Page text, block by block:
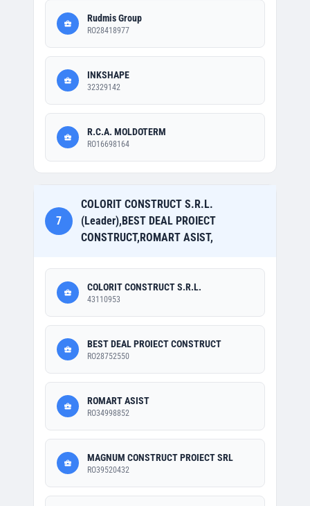
Rudmis Group
RO28418977
INKSHAPE
32329142
R.C.A. MOLDOTERM
RO16698164
7
COLORIT CONSTRUCT S.R.L.
(Leader),BEST DEAL PROIECT
CONSTRUCT,ROMART ASIST,
COLORIT CONSTRUCT S.R.L.
43110953
BEST DEAL PROIECT CONSTRUCT
RO28752550
ROMART ASIST
RO34998852
MAGNUM CONSTRUCT PROIECT SRL
RO39520432